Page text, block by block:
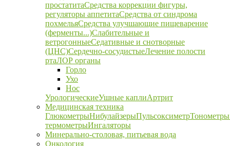
простатитаСредства коррекции фигуры,
регуляторы аппетитаСредства от синдрома
похмельяСредства улучшающие пищеварение
(ферменты...)Слабительные и
ветрогонныеСедативные и снотворные
(ЦНС)Сердечно-сосудистыеЛечение полости
ртаЛОР органы
Горло
Ухо
Нос
УрологическиеУшные каплиАртрит
Медицинская техника
ГлюкометрыНибулайзерыПульсоксиметрТонометры
термометрыИнгаляторы
Минерально-столовая, питьевая вода
Онкология